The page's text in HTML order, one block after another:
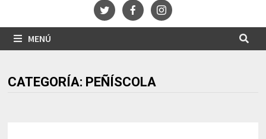
MENÚ
CATEGORÍA: PEÑÍSCOLA